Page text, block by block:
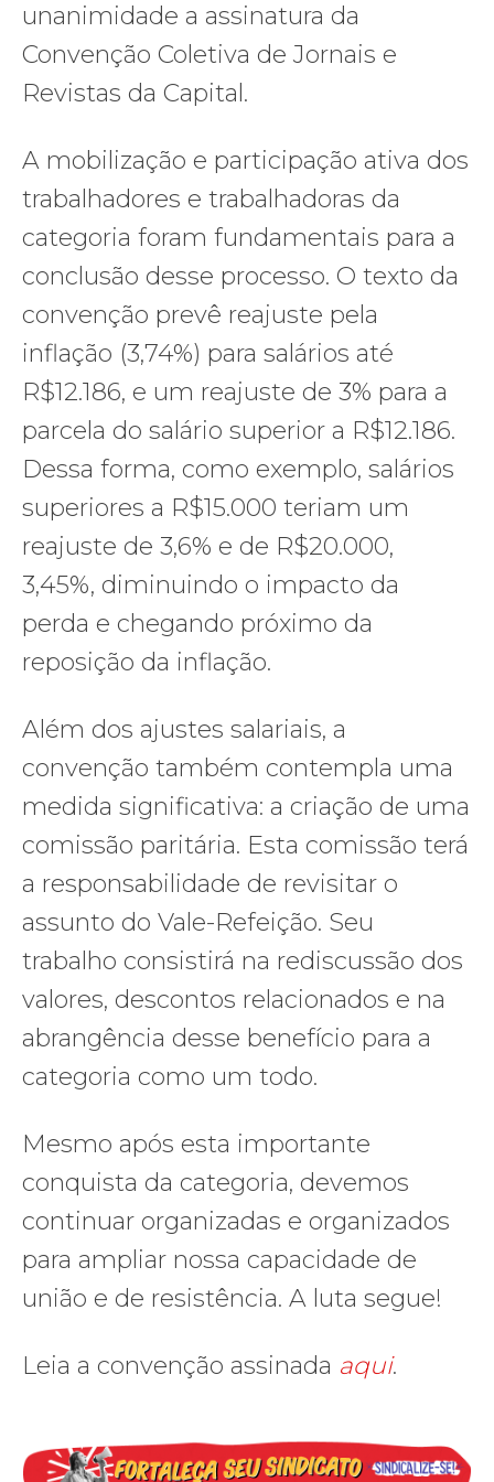
unanimidade a assinatura da
Convenção Coletiva de Jornais e
Revistas da Capital.
A mobilização e participação ativa dos
trabalhadores e trabalhadoras da
categoria foram fundamentais para a
conclusão desse processo. O texto da
convenção prevê reajuste pela
inflação (3,74%) para salários até
R$12.186, e um reajuste de 3% para a
parcela do salário superior a R$12.186.
Dessa forma, como exemplo, salários
superiores a R$15.000 teriam um
reajuste de 3,6% e de R$20.000,
3,45%, diminuindo o impacto da
perda e chegando próximo da
reposição da inflação.
Além dos ajustes salariais, a
convenção também contempla uma
medida significativa: a criação de uma
comissão paritária. Esta comissão terá
a responsabilidade de revisitar o
assunto do Vale-Refeição. Seu
trabalho consistirá na rediscussão dos
valores, descontos relacionados e na
abrangência desse benefício para a
categoria como um todo.
Mesmo após esta importante
conquista da categoria, devemos
continuar organizadas e organizados
para ampliar nossa capacidade de
união e de resistência. A luta segue!
Leia a convenção assinada aqui.